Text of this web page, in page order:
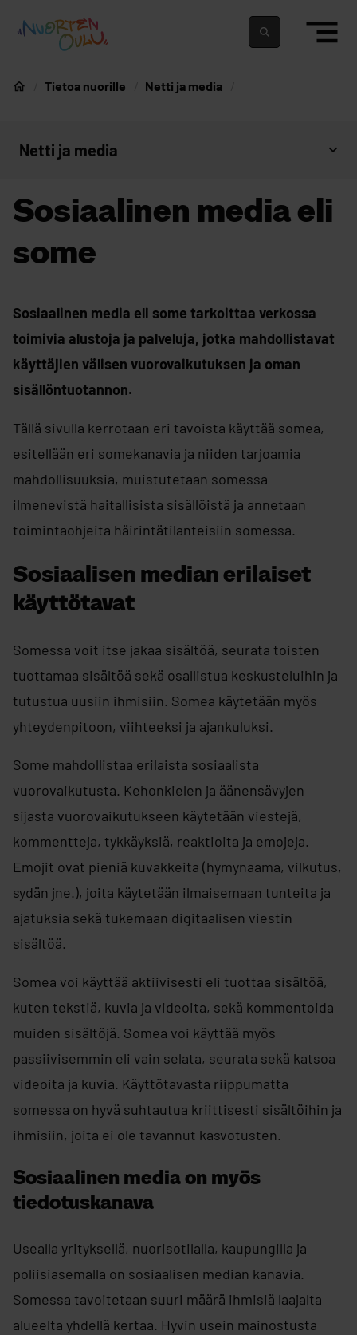
Nuortenoulu.fi etusivu
Nuorten Oulu
Tietoa nuorille Netti ja media
Avaa sivujen valikko
Netti ja media
Sosiaalinen media eli
some
Sosiaalinen media eli some tarkoittaa verkossa
toimivia alustoja ja palveluja, jotka mahdollistavat
käyttäjien välisen vuorovaikutuksen ja oman
sisällöntuotannon.
Tällä sivulla kerrotaan eri tavoista käyttää somea,
esitellään eri somekanavia ja niiden tarjoamia
mahdollisuuksia, muistutetaan somessa
ilmenevistä haitallisista sisällöistä ja annetaan
toimintaohjeita häirintätilanteisiin somessa.
Sosiaalisen median erilaiset
käyttötavat
Somessa voit itse jakaa sisältöä, seurata toisten
tuottamaa sisältöä sekä osallistua keskusteluihin ja
tutustua uusiin ihmisiin. Somea käytetään myös
yhteydenpitoon, viihteeksi ja ajankuluksi. ​
Some mahdollistaa erilaista sosiaalista
vuorovaikutusta. Kehonkielen ja äänensävyjen
sijasta vuorovaikutukseen käytetään viestejä,
kommentteja, tykkäyksiä, reaktioita ja emojeja.
Emojit ovat pieniä kuvakkeita (hymynaama, vilkutus,
sydän jne.), joita käytetään ilmaisemaan tunteita ja
ajatuksia sekä tukemaan digitaalisen viestin
sisältöä.​
Somea voi käyttää aktiivisesti eli tuottaa sisältöä,
kuten tekstiä, kuvia ja videoita, sekä kommentoida
muiden sisältöjä. Somea voi käyttää myös
passiivisemmin eli vain selata, seurata sekä katsoa
videoita ja kuvia. Käyttötavasta riippumatta
somessa on hyvä suhtautua kriittisesti sisältöihin ja
ihmisiin, joita ei ole tavannut kasvotusten.
Sosiaalinen media on myös
tiedotuskanava
Usealla yrityksellä, nuorisotilalla, kaupungilla ja
poliisiasemalla on sosiaalisen median kanavia.
Somessa tavoitetaan suuri määrä ihmisiä laajalta
alueelta yhdellä kertaa. Hyvin usein mainostusta